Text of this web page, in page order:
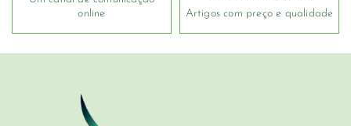
online
Artigos com preço e qualidade